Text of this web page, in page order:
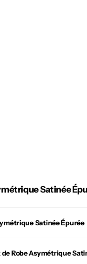
Satinée
Satinée Épurée
Robe Asymétrique